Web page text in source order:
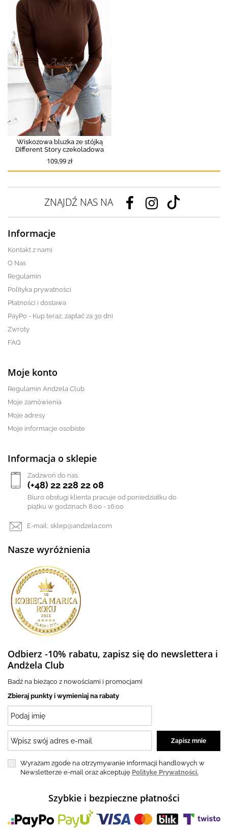
Wiskozowa bluzka ze stójką
Different Story czekoladowa
109,99 zł
ZNAJDŹ NAS NA
Informacje
Kontakt z nami
O Nas
Regulamin
Polityka prywatności
Płatności i dostawa
PayPo - Kup teraz, zapłać za 30 dni
Zwroty
FAQ
Moje konto
Regulamin Andżela Club
Moje zamówienia
Moje adresy
Moje informacje osobiste
Informacja o sklepie
Zadzwoń do nas:
(+48) 22 228 22 08
Biuro obsługi klienta pracuje od poniedziałku do
piątku w godzinach 8:00 - 16:00
E-mail: sklep@andzela.com
Nasze wyróżnienia
Odbierz -10% rabatu, zapisz się do newslettera i
Andżela Club
Badź na bieżąco z nowościami i promocjami
Zbieraj punkty i wymieniaj na rabaty
Wyrażam zgode na otrzymywanie informacji handlowych w
Newsletterze e-mail oraz akceptuję Politykę Prywatności.
Szybkie i bezpieczne płatności